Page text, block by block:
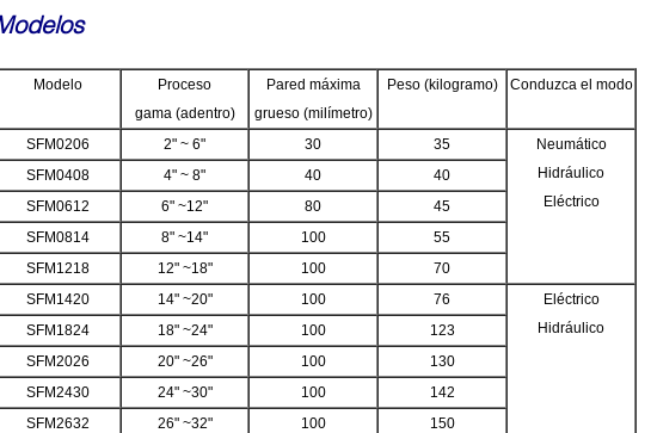
Modelo
Proceso
gama (adentro)
Pared máxima
grueso (milímetro)
Peso (kilogramo) Conduzca el modo
SFM0206 2" ~ 6" 30 35
Neumático
Hidráulico
Eléctrico
SFM0408 4" ~ 8" 40
40
SFM0612
6" ~12" 80
45
SFM0814
8" ~14" 100
55
SFM1218
12" ~18" 100
70
SFM1420
14" ~20" 100 76
Eléctrico
Hidráulico
SFM1824 18" ~24" 100
123
SFM2026
20" ~26" 100
130
SFM2430
24" ~30" 100
142
SFM2632
26" ~32" 100
150